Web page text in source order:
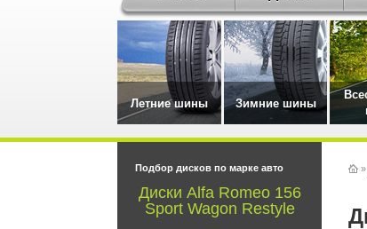
Летние шины Зимние шины
Подбор дисков по марке авто
Диски Alfa Romeo 156
Sport Wagon Restyle
»